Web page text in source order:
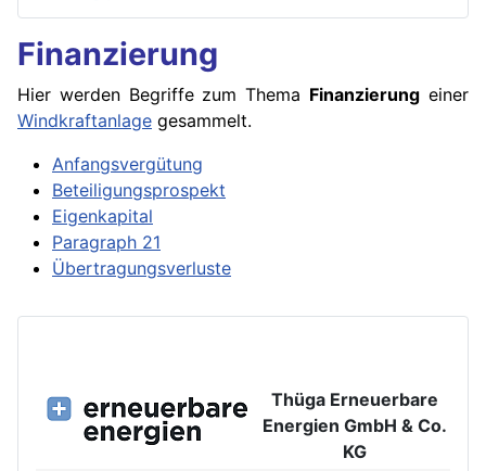
Finanzierung
Hier werden Begriffe zum Thema Finanzierung einer
Windkraftanlage gesammelt.
Anfangsvergütung
Beteiligungsprospekt
Eigenkapital
Paragraph 21
Übertragungsverluste
Thüga Erneuerbare
Energien GmbH & Co.
KG